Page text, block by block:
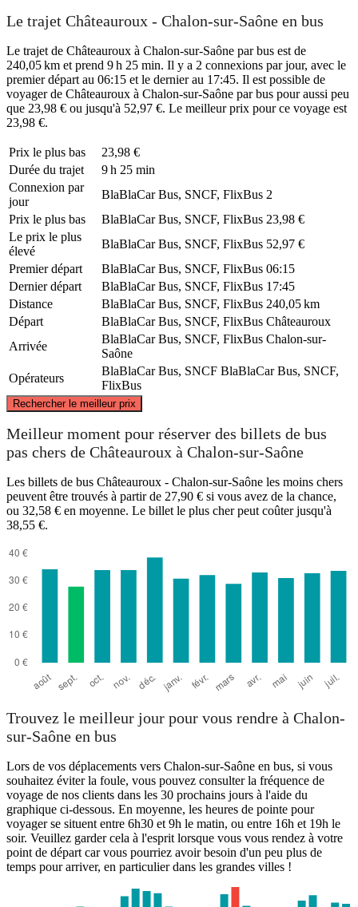
Le trajet Châteauroux - Chalon-sur-Saône en bus
Le trajet de Châteauroux à Chalon-sur-Saône par bus est de
240,05 km et prend 9 h 25 min. Il y a 2 connexions par jour, avec le
premier départ au 06:15 et le dernier au 17:45. Il est possible de
voyager de Châteauroux à Chalon-sur-Saône par bus pour aussi peu
que 23,98 € ou jusqu'à 52,97 €. Le meilleur prix pour ce voyage est
23,98 €.
Prix ​​le plus bas
23,98 €
Durée du trajet
9 h 25 min
Connexion par
jour
BlaBlaCar Bus, SNCF, FlixBus 2
Prix ​​le plus bas
BlaBlaCar Bus, SNCF, FlixBus 23,98 €
Le prix le plus
élevé
BlaBlaCar Bus, SNCF, FlixBus 52,97 €
Premier départ
BlaBlaCar Bus, SNCF, FlixBus 06:15
Dernier départ
BlaBlaCar Bus, SNCF, FlixBus 17:45
Distance
BlaBlaCar Bus, SNCF, FlixBus 240,05 km
Départ
BlaBlaCar Bus, SNCF, FlixBus Châteauroux
Arrivée
BlaBlaCar Bus, SNCF, FlixBus Chalon-sur-
Saône
Opérateurs
BlaBlaCar Bus, SNCF BlaBlaCar Bus, SNCF,
FlixBus
Rechercher le meilleur prix
Châteauroux Chalon-sur-Saône
Meilleur moment pour réserver des billets de bus
pas chers de Châteauroux à Chalon-sur-Saône
Les billets de bus Châteauroux - Chalon-sur-Saône les moins chers
peuvent être trouvés à partir de 27,90 € si vous avez de la chance,
ou 32,58 € en moyenne. Le billet le plus cher peut coûter jusqu'à
38,55 €.
Trouvez le meilleur jour pour vous rendre à Chalon-
sur-Saône en bus
Lors de vos déplacements vers Chalon-sur-Saône en bus, si vous
souhaitez éviter la foule, vous pouvez consulter la fréquence de
voyage de nos clients dans les 30 prochains jours à l'aide du
graphique ci-dessous. En moyenne, les heures de pointe pour
voyager se situent entre 6h30 et 9h le matin, ou entre 16h et 19h le
soir. Veuillez garder cela à l'esprit lorsque vous vous rendez à votre
point de départ car vous pourriez avoir besoin d'un peu plus de
temps pour arriver, en particulier dans les grandes villes !